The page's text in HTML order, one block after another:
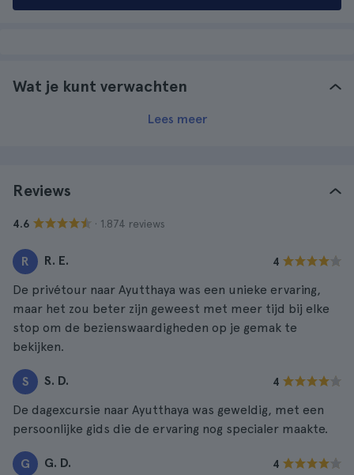
Wat je kunt verwachten
Lees meer
Reviews
4.6 · 1.874 reviews
R R. E. 4
De privétour naar Ayutthaya was een unieke ervaring,
maar het zou beter zijn geweest met meer tijd bij elke
stop om de bezienswaardigheden op je gemak te
bekijken.
S S. D. 4
De dagexcursie naar Ayutthaya was geweldig, met een
persoonlijke gids die de ervaring nog specialer maakte.
G G. D. 4